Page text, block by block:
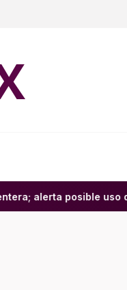
alerta posible uso